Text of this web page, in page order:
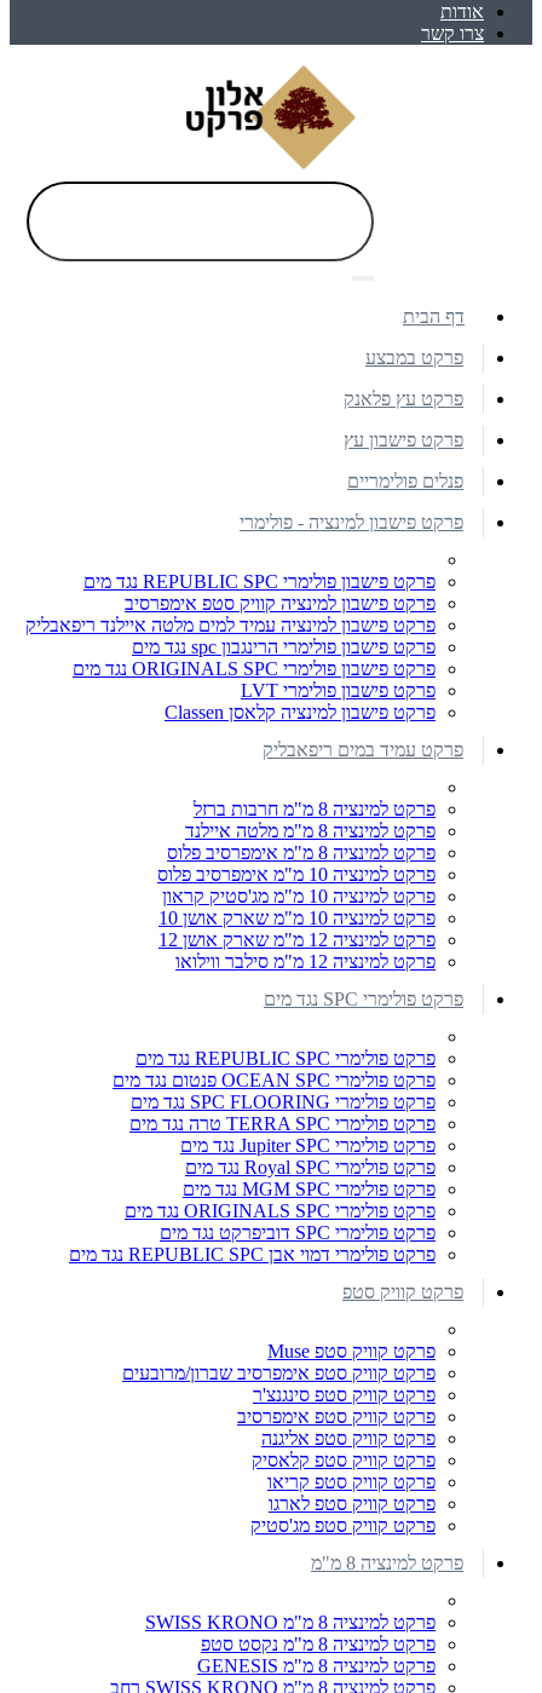
אודות
צרו קשר
דף הבית
פרקט במבצע
פרקט עץ פלאנק
פרקט פישבון עץ
פנלים פולימריים
פרקט פישבון למינציה - פולימרי
פרקט פישבון פולימרי REPUBLIC SPC נגד מים
פרקט פישבון למינציה קוויק סטפ אימפרסיב
פרקט פישבון למינציה עמיד למים מלטה איילנד ריפאבליק
פרקט פישבון פולימרי הרינגבון spc נגד מים
פרקט פישבון פולימרי ORIGINALS SPC נגד מים
פרקט פישבון פולימרי LVT
פרקט פישבון למינציה קלאסן Classen
פרקט עמיד במים ריפאבליק
פרקט למינציה 8 מ"מ חרבות ברזל
פרקט למינציה 8 מ"מ מלטה איילנד
פרקט למינציה 8 מ"מ אימפרסיב פלוס
פרקט למינציה 10 מ"מ אימפרסיב פלוס
פרקט למינציה 10 מ"מ מג'סטיק קראון
פרקט למינציה 10 מ"מ שארק אושן 10
פרקט למינציה 12 מ"מ שארק אושן 12
פרקט למינציה 12 מ"מ סילבר ווילואו
פרקט פולימרי SPC נגד מים
פרקט פולימרי REPUBLIC SPC נגד מים
פרקט פולימרי OCEAN SPC פנטום נגד מים
פרקט פולימרי SPC FLOORING נגד מים
פרקט פולימרי TERRA SPC טרה נגד מים
פרקט פולימרי Jupiter SPC נגד מים
פרקט פולימרי Royal SPC נגד מים
פרקט פולימרי MGM SPC נגד מים
פרקט פולימרי ORIGINALS SPC נגד מים
פרקט פולימרי SPC דוביפרקט נגד מים
פרקט פולימרי דמוי אבן REPUBLIC SPC נגד מים
פרקט קוויק סטפ
פרקט קוויק סטפ Muse
פרקט קוויק סטפ אימפרסיב שברון/מרובעים
פרקט קוויק סטפ סינגנצ'ר
פרקט קוויק סטפ אימפרסיב
פרקט קוויק סטפ אליגנה
פרקט קוויק סטפ קלאסיק
פרקט קוויק סטפ קריאו
פרקט קוויק סטפ לארגו
פרקט קוויק סטפ מג'סטיק
פרקט למינציה 8 מ"מ
פרקט למינציה 8 מ"מ SWISS KRONO
פרקט למינציה 8 מ"מ נקסט סטפ
פרקט למינציה 8 מ"מ GENESIS
פרקט למינציה 8 מ"מ SWISS KRONO רחב